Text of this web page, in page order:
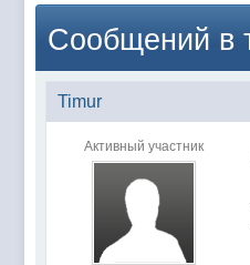
Сообщений в
Timur
Активный участник